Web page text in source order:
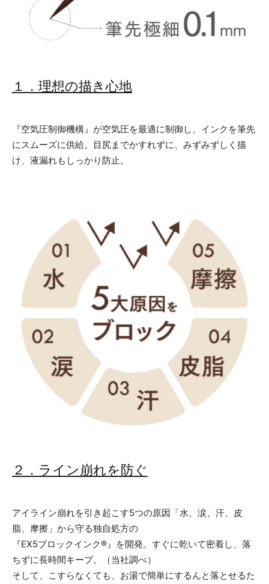
１．理想の描き心地
『空気圧制御機構』が空気圧を最適に制御し、インクを筆先
にスムーズに供給。目尻までかすれずに、みずみずしく描
け、液漏れもしっかり防止。
２．ライン崩れを防ぐ
アイライン崩れを引き起こす5つの原因「水、涙、汗、皮
脂、摩擦」から守る独自処方の
『EX5ブロックインク®』を開発。すぐに乾いて密着し、落
ちずに長時間キープ。（当社調べ）
そして、こすらなくても、お湯で簡単にするんと落とせるた